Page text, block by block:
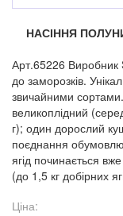
НАСІННЯ
Арт.65226 Виробник
до заморозків.
звичайними
великоплідний
г); один дорослий
поєднання
ягід починається
(до 1,5 кг добірних
Ціна: